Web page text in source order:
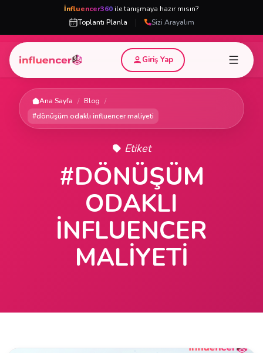
İnfluencer360 ile tanışmaya hazır mısın?
Toplantı Planla
| Sizi Arayalım
Giriş Yap
Ana Sayfa / Blog /
#dönüşüm odaklı influencer maliyeti
Etiket
#DÖNÜŞÜM
ODAKLI
INFLUENCER
MALIYETI